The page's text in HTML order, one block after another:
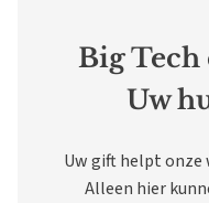
Big Tech
Uw
Uw gift helpt onze
Alleen hier